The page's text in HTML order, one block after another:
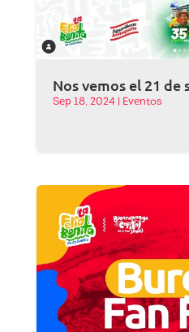
Nos vemos el 21
Sep 18, 2024 Eventos